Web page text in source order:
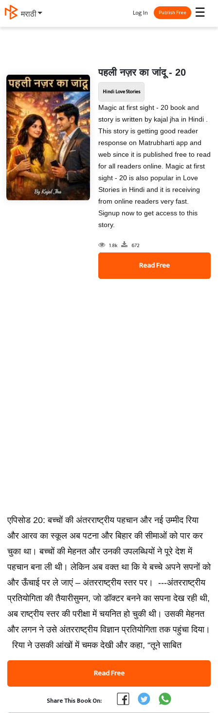
मराठी ☰
Log In Publish Free
पहली नज़र का जांदू - 20
Hindi Love Stories
Magic at first sight - 20 book and
story is written by kajal jha in Hindi .
This story is getting good reader
response on Matrubharti app and
web since it is published free to read
for all readers online. Magic at first
sight - 20 is also popular in Love
Stories in Hindi and it is receiving
from online readers very fast.
Signup now to get access to this
story.
1.8k 672
Read Free
एपिसोड 20: बच्चों की अंतरराष्ट्रीय पहचान और नई उम्मीद रिया
और आरव का स्कूल अब पटना और बिहार की सीमाओं को पार कर
चुका था। बच्चों की मेहनत और उनकी उपलब्धियों ने पूरे देश में
पहचान बना ली थी। लेकिन अब वक्त था कि ये बच्चे अपने सपनों को
और ऊँचाई पर ले जाएं – अंतरराष्ट्रीय स्तर पर। ---अंतरराष्ट्रीय
प्रतियोगिता की तैयारीसुमन, जो डॉक्टर बनने का सपना देख रही थी,
अब राष्ट्रीय स्तर की परीक्षा में चयनित हो चुकी थी। उसकी मेहनत
और लगन ने उसे अंतरराष्ट्रीय विज्ञान प्रतियोगिता तक पहुंचा दिया।
रिया ने उसकी आंखों में चमक देखी और कहा, “तूने साबित
Read Free
Share This Book On: